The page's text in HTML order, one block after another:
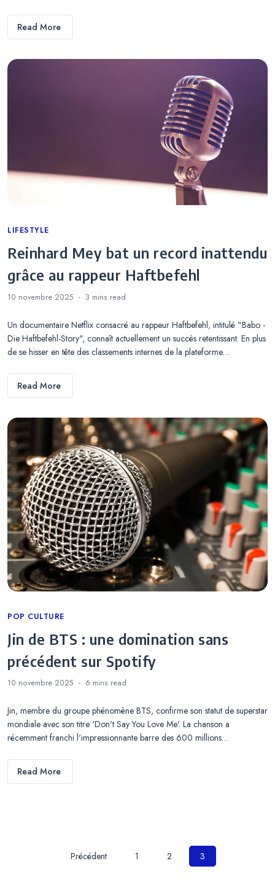
Read More
Categories
LIFESTYLE
Reinhard Mey bat un record inattendu
grâce au rappeur Haftbefehl
10 novembre 2025 3 mins read
Un documentaire Netflix consacré au rappeur Haftbefehl, intitulé "Babo -
Die Haftbefehl-Story", connaît actuellement un succès retentissant. En plus
de se hisser en tête des classements internes de la plateforme…
Read More
Categories
POP CULTURE
Jin de BTS : une domination sans
précédent sur Spotify
10 novembre 2025 6 mins read
Jin, membre du groupe phénomène BTS, confirme son statut de superstar
mondiale avec son titre 'Don't Say You Love Me'. La chanson a
récemment franchi l'impressionnante barre des 600 millions…
Read More
Pagination
Précédent 1 2 3